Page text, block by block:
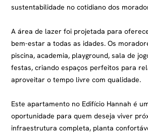
sustentabilidade no cotidiano dos
A área de lazer foi projetada para
bem-estar a todas as idades. Os
piscina, academia, playground, sala de
festas, criando espaços perfeitos para
aproveitar o tempo livre com qualidade.
Este apartamento no Edifício Hannah é
oportunidade para quem deseja viver
infraestrutura completa, planta